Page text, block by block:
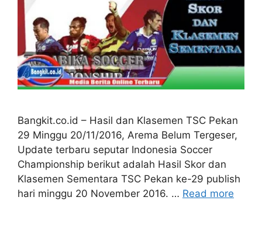
Bangkit.co.id – Hasil dan Klasemen TSC Pekan
29 Minggu 20/11/2016, Arema Belum Tergeser,
Update terbaru seputar Indonesia Soccer
Championship berikut adalah Hasil Skor dan
Klasemen Sementara TSC Pekan ke-29 publish
hari minggu 20 November 2016. … Read more